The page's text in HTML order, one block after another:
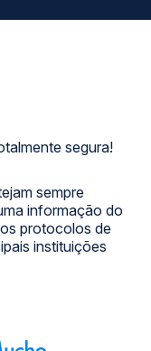
segura!
sempre
informação do
protocolos de
instituições